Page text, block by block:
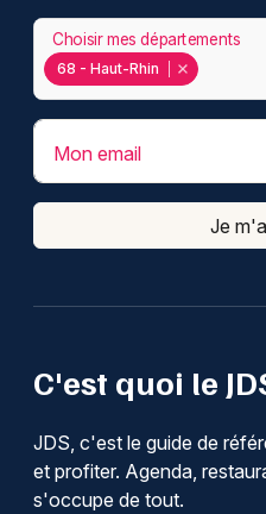
C'est quoi le
JDS, c'est le guide de
et profiter. Agenda,
s'occupe de tout.
68 - Haut-Rhin
Choisir mes départements
Mon email
Je